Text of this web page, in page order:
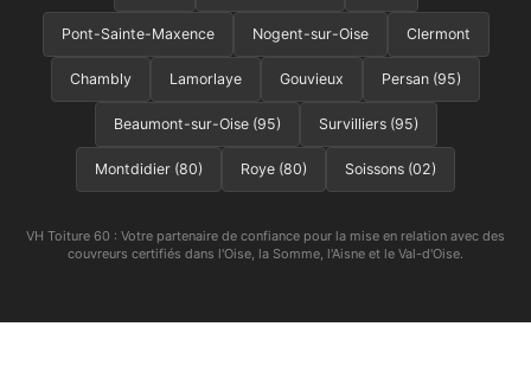
Pont-Sainte-Maxence Nogent-sur-Oise Clermont
Chambly Lamorlaye Gouvieux Persan (95)
Beaumont-sur-Oise (95) Survilliers (95)
Montdidier (80) Roye (80) Soissons (02)
VH Toiture 60 : Votre partenaire de confiance pour la mise en relation avec des
couvreurs certifiés dans l'Oise, la Somme, l'Aisne et le Val-d'Oise.